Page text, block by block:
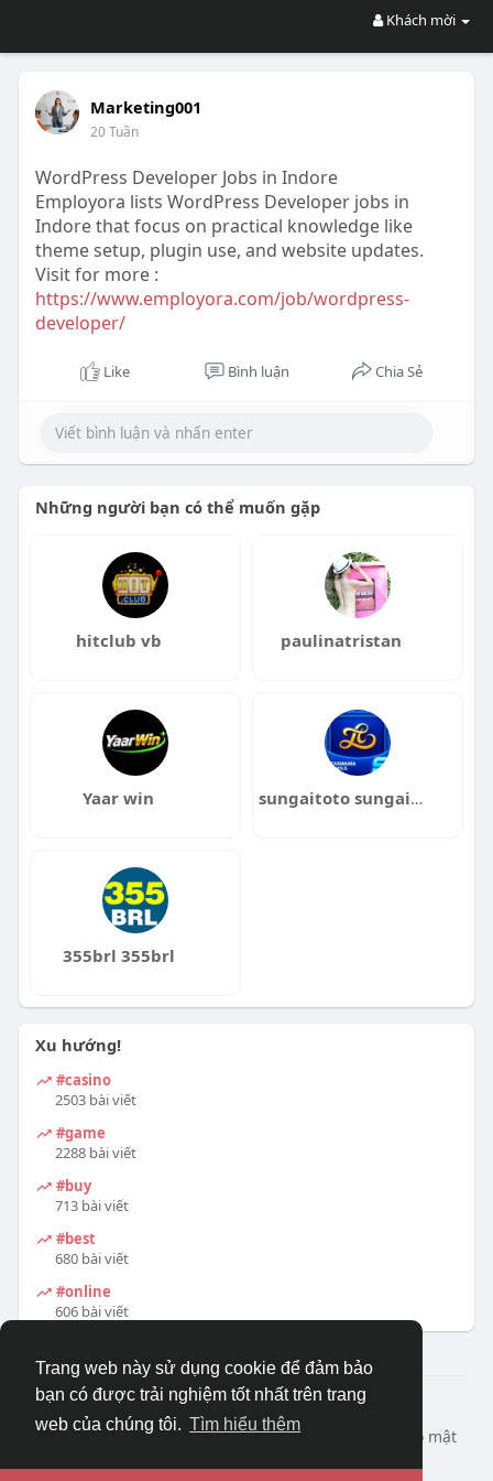
Trang web này sử dụng cookie để đảm bảo
bạn có được trải nghiệm tốt nhất trên trang
web của chúng tôi. Tìm hiểu thêm
Khách mời
Marketing001
20 Tuần
WordPress Developer Jobs in Indore
Employora lists WordPress Developer jobs in
Indore that focus on practical knowledge like
theme setup, plugin use, and website updates.
Visit for more :
https://www.employora.com/job/wordpress-
developer/
Like Bình luận Chia Sẻ
Những người bạn có thể muốn gặp
hitclub vb paulinatristan
Yaar win sungaitoto sungaitoto
355brl 355brl
Xu hướng!
#casino
2503 bài viết
#game
2288 bài viết
#buy
713 bài viết
#best
680 bài viết
#online
606 bài viết
© 2026 DRVIET.COM
Nhà
Bao Quát Liên hệ chúng tôi
Chính sách bảo mật